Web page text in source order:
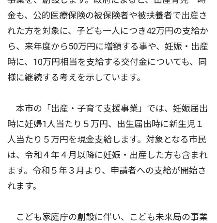
金も、公的医療保険の被保険者や被扶養者で出産さ
れた方を対象に、子ども一人につき42万円の支給か
ら、来年度から50万円に増額する事や、妊娠・出産
時に、10万円相当を支給する交付金についても、同
様に継続する考えを示しています。
本市の「出産・子育て支援事業」では、妊娠届出
時に妊婦1人当たり５万円、出生届出時に新生児１
人当たり５万円を現金支給します。対象となる市民
は、令和４年４月以降に妊娠・出産した方も含まれ
ます。令和５年３月より、申請者への支給が開始さ
れます。
こども家庭庁の創設に伴い、こども未来局の事業